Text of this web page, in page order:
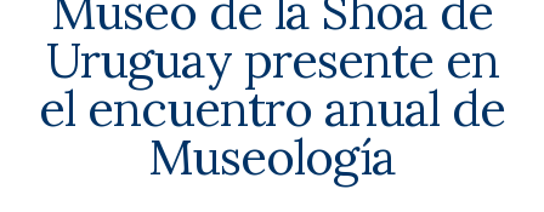
Uruguay presente en
el encuentro anual de
Museología